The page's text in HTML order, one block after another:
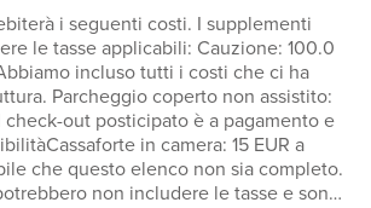
i seguenti costi. I supplementi
le tasse applicabili: Cauzione: 100.0
incluso tutti i costi che ci ha
Parcheggio coperto non assistito:
check-out posticipato è a pagamento e
in camera: 15 EUR a
che questo elenco non sia completo.
non includere le tasse e sono